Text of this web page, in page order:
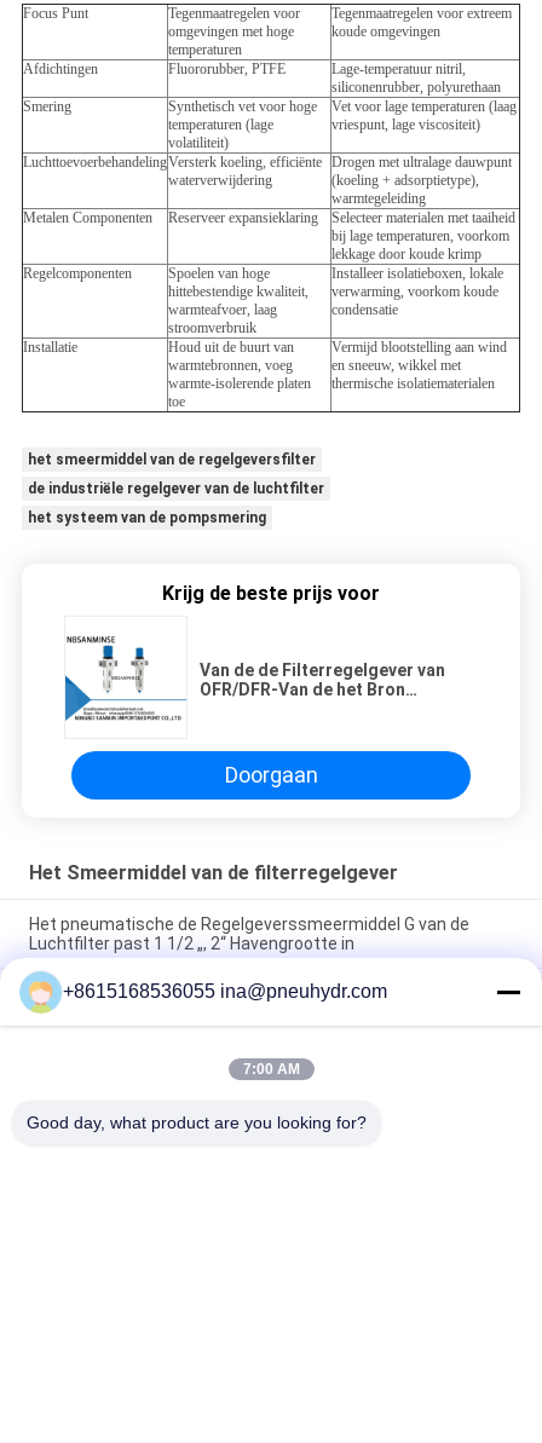
Focus Punt
Tegenmaatregelen voor
omgevingen met hoge
temperaturen
Tegenmaatregelen voor extreem
koude omgevingen
Afdichtingen Fluororubber, PTFE
Lage-temperatuur nitril,
siliconenrubber, polyurethaan
Smering
Synthetisch vet voor hoge
temperaturen (lage
volatiliteit)
Vet voor lage temperaturen (laag
vriespunt, lage viscositeit)
LuchttoevoerbehandelingVersterk koeling, efficiënte
waterverwijdering
Drogen met ultralage dauwpunt
(koeling + adsorptietype),
warmtegeleiding
Metalen Componenten
Reserveer expansieklaring
Selecteer materialen met taaiheid
bij lage temperaturen, voorkom
lekkage door koude krimp
Regelcomponenten
Spoelen van hoge
hittebestendige kwaliteit,
warmteafvoer, laag
stroomverbruik
Installeer isolatieboxen, lokale
verwarming, voorkom koude
condensatie
Installatie
Houd uit de buurt van
warmtebronnen, voeg
warmte-isolerende platen
toe
Vermijd blootstelling aan wind
en sneeuw, wikkel met
thermische isolatiematerialen
het smeermiddel van de regelgeversfilter
de industriële regelgever van de luchtfilter
het systeem van de pompsmering
Krijg de beste prijs voor
Van de de Filterregelgever van
OFR/DFR-Van de het Bron
Doorgaan
Het Smeermiddel van de filterregelgever
Het pneumatische de Regelgeverssmeermiddel G van de
Luchtfilter past 1 1/2 „, 2“ Havengrootte in
SZLFG-Kwantitatieve de Automaat Hoge Betrouwbaarheid van
de Drukindicator
Het Vet Smerende Pomp 4 Mpa AC 380 Volt 50 Herz van
NBSANMINSE SDR5-34Z met Overstromingsklep voor
+8615168536055 ina@pneuhydr.com
7:00 AM
Good day, what product are you looking for?